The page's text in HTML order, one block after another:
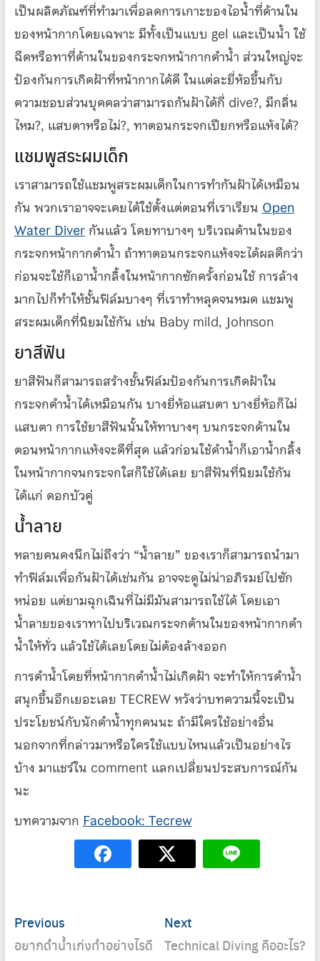
เป็นผลิตภัณฑ์ที่ทำมาเพื่อลดการเกาะของไอน้ำที่ด้านใน
ของหน้ากากโดยเฉพาะ มีทั้งเป็นแบบ gel และเป็นน้ำ ใช้
ฉีดหรือทาที่ด้านในของกระจกหน้ากากดำน้ำ ส่วนใหญ่จะ
ป้องกันการเกิดฝ้าที่หน้ากากได้ดี ในแต่ละยี่ห้อขึ้นกับ
ความชอบส่วนบุคคลว่าสามารถกันฝ้าได้กี่ dive?, มีกลิ่น
ไหม?, แสบตาหรือไม่?, ทาตอนกระจกเปียกหรือแห้งได้?
แชมพูสระผมเด็ก
เราสามารถใช้แชมพูสระผมเด็กในการทำกันฝ้าได้เหมือน
กัน พวกเราอาจจะเคยได้ใช้ตั้งแต่ตอนที่เราเรียนOpen
Water Diverกันแล้ว โดยทาบางๆ บริเวณด้านในของ
กระจกหน้ากากดำน้ำ ถ้าทาตอนกระจกแห้งจะได้ผลดีกว่า
ก่อนจะใช้ก็เอาน้ำกลิ้งในหน้ากากซักครั้งก่อนใช้ การล้าง
มากไปก็ทำให้ชั้นฟิล์มบางๆ ที่เราทำหลุดจนหมด แชมพู
สระผมเด็กที่นิยมใช้กัน เช่น Baby mild, Johnson
ยาสีฟัน
ยาสีฟันก็สามารถสร้างชั้นฟิล์มป้องกันการเกิดฝ้าใน
กระจกดำน้ำได้เหมือนกัน บางยี่ห้อแสบตา บางยี่ห้อก็ไม่
แสบตา การใช้ยาสีฟันนั้นให้ทาบางๆ บนกระจกด้านใน
ตอนหน้ากากแห้งจะดีที่สุด แล้วก่อนใช้ดำน้ำก็เอาน้ำกลิ้ง
ในหน้ากากจนกระจกใสก็ใช้ได้เลย ยาสีฟันที่นิยมใช้กัน
ได้แก่ ดอกบัวคู่
น้ำลาย
หลายคนคงนึกไม่ถึงว่า “น้ำลาย” ของเราก็สามารถนำมา
ทำฟิล์มเพื่อกันฝ้าได้เช่นกัน อาจจะดูไม่น่าอภิรมย์ไปซัก
หน่อย แต่ยามฉุกเฉินที่ไม่มีมันสามารถใช้ได้ โดยเอา
น้ำลายของเราทาไปบริเวณกระจกด้านในของหน้ากากดำ
น้ำให้ทั่ว แล้วใช้ได้เลยโดยไม่ต้องล้างออก
การดำน้ำโดยที่หน้ากากดำน้ำไม่เกิดฝ้า จะทำให้การดำน้ำ
สนุกขึ้นอีกเยอะเลย TECREW หวังว่าบทความนี้จะเป็น
ประโยชน์กับนักดำน้ำทุกคนนะ ถ้ามีใครใช้อย่างอื่น
นอกจากที่กล่าวมาหรือใครใช้แบบไหนแล้วเป็นอย่างไร
บ้าง มาแชร์ใน comment แลกเปลี่ยนประสบการณ์กัน
นะ
บทความจากFacebook: Tecrew
Post
navigation
PreviousPrevious
post:
อยากดำน้ำเก่งทำอย่างไรดี
Next
post:
Technical Diving คืออะไร?